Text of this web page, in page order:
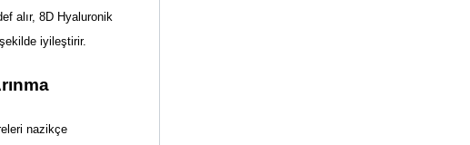
alır, 8D Hyaluronik
iyileştirir.
nazikçe